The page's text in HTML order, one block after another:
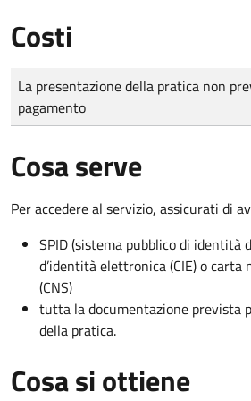
Costi
Tipo di pagamento
Importo
La presentazione della pratica non
pagamento
Cosa serve
Per accedere al servizio, assicurati di
SPID (sistema pubblico di identità
d’identità elettronica (CIE) o carta
(CNS)
tutta la documentazione prevista
della pratica.
Cosa si ottiene